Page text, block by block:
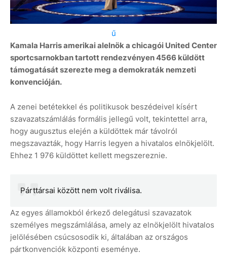
ű
Kamala Harris amerikai alelnök a chicagói United Center
sportcsarnokban tartott rendezvényen 4566 küldött
támogatását szerezte meg a demokraták nemzeti
konvencióján.
A zenei betétekkel és politikusok beszédeivel kísért
szavazatszámlálás formális jellegű volt, tekintettel arra,
hogy augusztus elején a küldöttek már távolról
megszavazták, hogy Harris legyen a hivatalos elnökjelölt.
Ehhez 1 976 küldöttet kellett megszereznie.
Párttársai között nem volt riválisa.
Az egyes államokból érkező delegátusi szavazatok
személyes megszámlálása, amely az elnökjelölt hivatalos
jelölésében csúcsosodik ki, általában az országos
pártkonvenciók központi eseménye.